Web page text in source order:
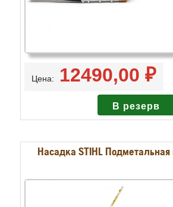
Цена: 12490,00 ₽
Насадка STIHL Подметальная